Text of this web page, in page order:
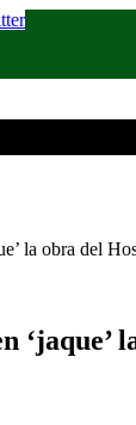
la obra del